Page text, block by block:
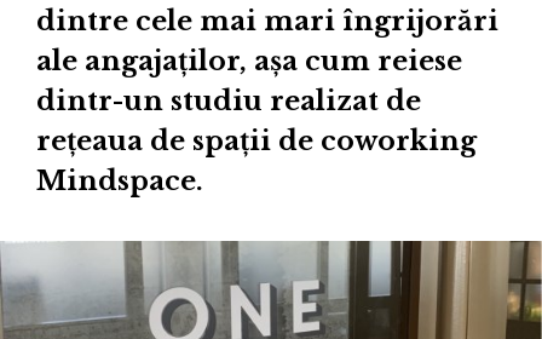
dintre cele mai mari îngrijorări
ale angajaților, așa cum reiese
dintr-un studiu realizat de
rețeaua de spații de coworking
Mindspace.